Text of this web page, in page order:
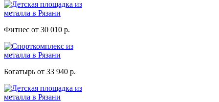
Фитнес от 30 010 р.
Богатырь от 33 940 р.